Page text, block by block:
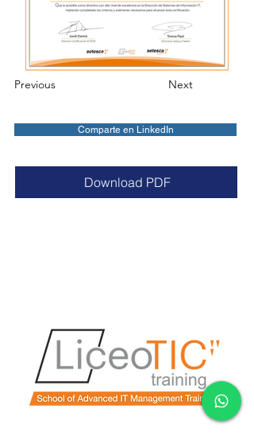
Previous Next
Comparte en LinkedIn
Download PDF